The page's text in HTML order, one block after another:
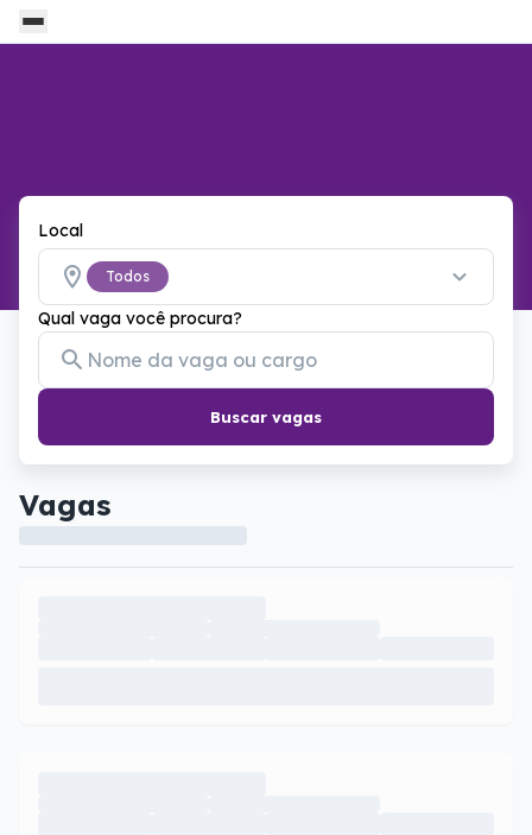
Local
Todos
Qual vaga você procura?
Buscar vagas
Vagas